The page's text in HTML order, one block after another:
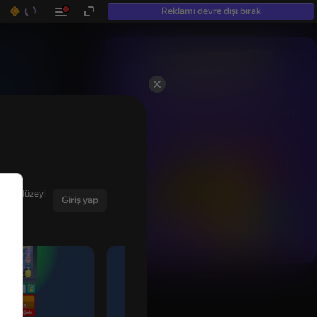
Reklamı devre dışı bırak
düzeyi
Giriş yap